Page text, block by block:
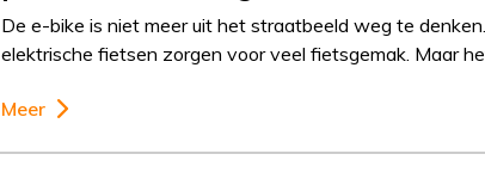
De e-bike is niet meer uit het straatbeeld weg te
elektrische fietsen zorgen voor veel fietsgemak. Maar
Meer